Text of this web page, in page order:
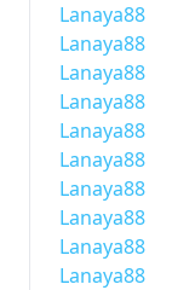
Lanaya88
Lanaya88
Lanaya88
Lanaya88
Lanaya88
Lanaya88
Lanaya88
Lanaya88
Lanaya88
Lanaya88